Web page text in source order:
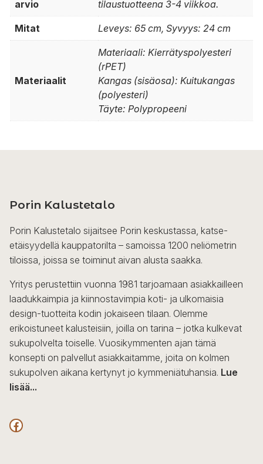
arvio tilaustuotteena 3-4 viikkoa.
Mitat Leveys: 65 cm, Syvyys: 24 cm
Materiaalit
Materiaali: Kierrätyspolyesteri
(rPET)
Kangas (sisäosa): Kuitukangas
(polyesteri)
Täyte: Polypropeeni
Porin Kalustetalo
Porin Kalustetalo sijaitsee Porin keskustassa, katse-
etäisyydellä kauppatorilta – samoissa 1200 neliömetrin
tiloissa, joissa se toiminut aivan alusta saakka.
Yritys perustettiin vuonna 1981 tarjoamaan asiakkailleen
laadukkaimpia ja kiinnostavimpia koti- ja ulkomaisia
design-tuotteita kodin jokaiseen tilaan. Olemme
erikoistuneet kalusteisiin, joilla on tarina – jotka kulkevat
sukupolvelta toiselle. Vuosikymmenten ajan tämä
konsepti on palvellut asiakkaitamme, joita on kolmen
sukupolven aikana kertynyt jo kymmeniätuhansia. Lue
lisää...
F